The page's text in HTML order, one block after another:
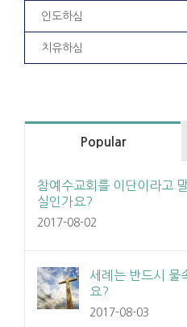
인도하심
치유하심
Popular
참예수교회를 이단이라고
실인가요?
2017-08-02
세례는 반드시 물
요?
2017-08-03